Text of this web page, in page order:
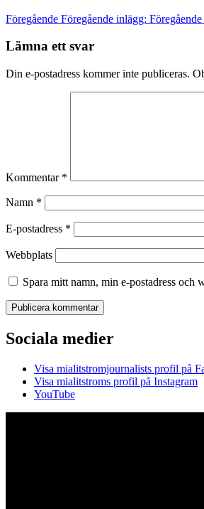
Föregående Föregående inlägg:
Lämna ett svar
Din e-postadress kommer inte publiceras.
Kommentar *
Namn *
E-postadress *
Webbplats
Spara mitt namn, min e-postadress och
Sociala medier
Visa mialitstromjournalists profil på
Visa mialitstroms profil på Instagram
YouTube